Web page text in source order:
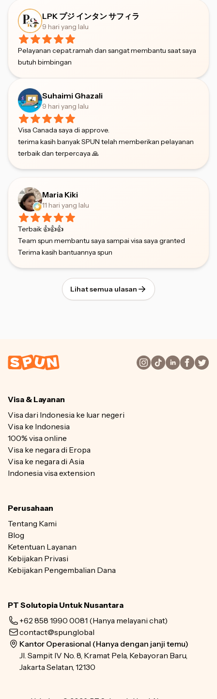
LPK プジ インタン サフィラ
9 hari yang lalu
Pelayanan cepat.ramah dan sangat membantu saat saya
butuh bimbingan
Suhaimi Ghazali
9 hari yang lalu
Visa Canada saya di approve.
terima kasih banyak SPUN telah memberikan pelayanan
terbaik dan terpercaya 🙏
Maria Kiki
11 hari yang lalu
Terbaik 👍👍👍
Team spun membantu saya sampai visa saya granted
Terima kasih bantuannya spun
Lihat semua ulasan
Visa & Layanan
Visa dari Indonesia ke luar negeri
Visa ke Indonesia
100% visa online
Visa ke negara di Eropa
Visa ke negara di Asia
Indonesia visa extension
Perusahaan
Tentang Kami
Blog
Ketentuan Layanan
Kebijakan Privasi
Kebijakan Pengembalian Dana
PT Solutopia Untuk Nusantara
+62 858 1990 0081 (Hanya melayani chat)
contact@spun.global
Kantor Operasional (Hanya dengan janji temu)
Jl. Sampit IV No. 8, Kramat Pela, Kebayoran Baru,
Jakarta Selatan, 12130